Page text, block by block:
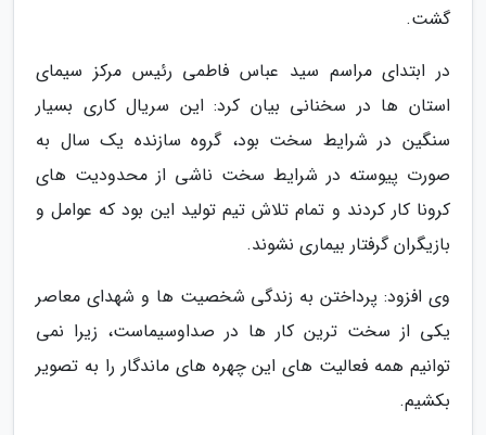
گشت.
در ابتدای مراسم سید عباس فاطمی رئیس مرکز سیمای
استان ها در سخنانی بیان کرد: این سریال کاری بسیار
سنگین در شرایط سخت بود، گروه سازنده یک سال به
صورت پیوسته در شرایط سخت ناشی از محدودیت های
کرونا کار کردند و تمام تلاش تیم تولید این بود که عوامل و
بازیگران گرفتار بیماری نشوند.
وی افزود: پرداختن به زندگی شخصیت ها و شهدای معاصر
یکی از سخت ترین کار ها در صداوسیماست، زیرا نمی
توانیم همه فعالیت های این چهره های ماندگار را به تصویر
بکشیم.